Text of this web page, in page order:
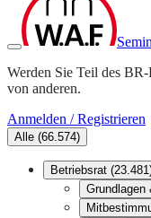
Werden Sie Teil des
von anderen.
Anmelden / Registrieren
Alle (66.574)
Betriebsrat (23.481
Grundlagen